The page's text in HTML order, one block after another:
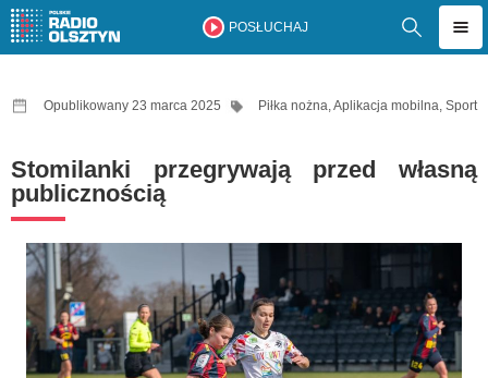
POSŁUCHAJ
Opublikowany 23 marca 2025 Piłka nożna,Aplikacja mobilna, Sport
Stomilanki przegrywają przed własną
publicznością